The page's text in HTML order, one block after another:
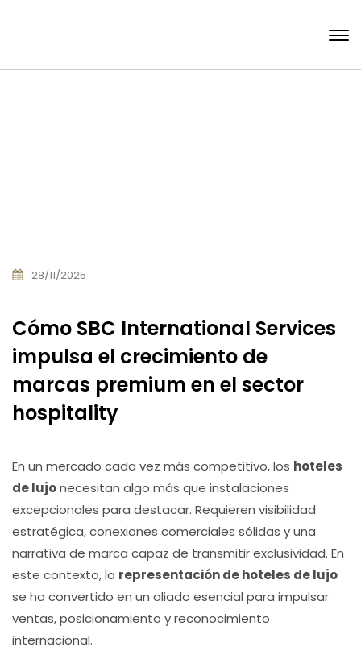
28/11/2025
Cómo SBC International Services
impulsa el crecimiento de
marcas premium en el sector
hospitality
En un mercado cada vez más competitivo, los hoteles
de lujonecesitan algo más que instalaciones
excepcionales para destacar. Requieren visibilidad
estratégica, conexiones comerciales sólidas y una
narrativa de marca capaz de transmitir exclusividad. En
este contexto, la representación de hoteles de lujo
se ha convertido en un aliado esencial para impulsar
ventas, posicionamiento y reconocimiento
internacional.